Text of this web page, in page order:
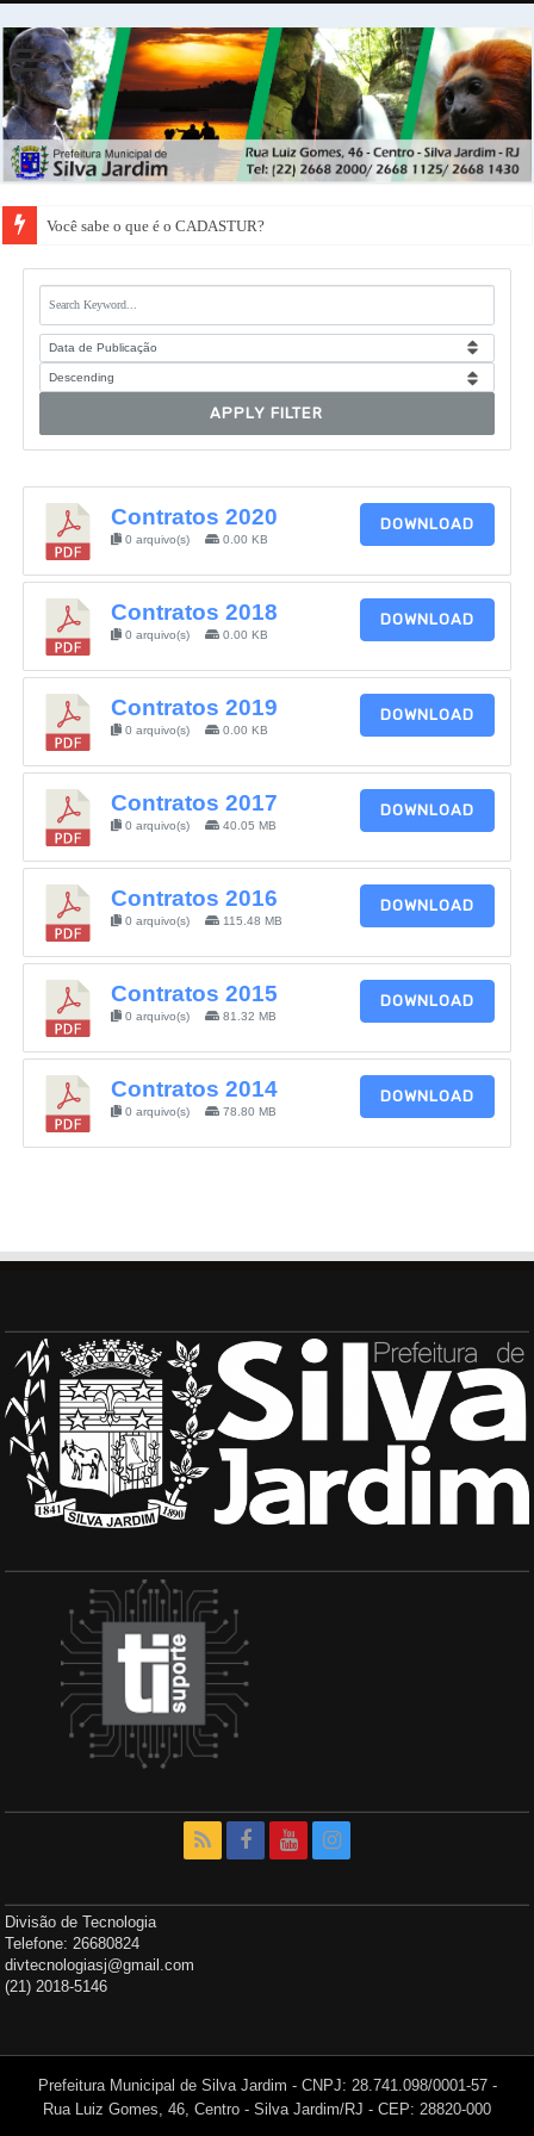
Você sabe o que é o CADASTUR?
APPLY FILTER
Contratos 2020
0 arquivo(s) 0.00 KB
DOWNLOAD
Contratos 2018
0 arquivo(s) 0.00 KB
DOWNLOAD
Contratos 2019
0 arquivo(s) 0.00 KB
DOWNLOAD
Contratos 2017
0 arquivo(s) 40.05 MB
DOWNLOAD
Contratos 2016
0 arquivo(s) 115.48 MB
DOWNLOAD
Contratos 2015
0 arquivo(s) 81.32 MB
DOWNLOAD
Contratos 2014
0 arquivo(s) 78.80 MB
DOWNLOAD
Divisão de Tecnologia
Telefone: 26680824
divtecnologiasj@gmail.com
(21) 2018-5146
Prefeitura Municipal de Silva Jardim - CNPJ: 28.741.098/0001-57 -
Rua Luiz Gomes, 46, Centro - Silva Jardim/RJ - CEP: 28820-000